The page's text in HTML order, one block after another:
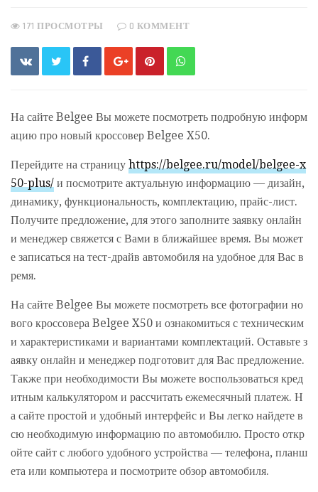
171 ПРОСМОТРЫ 0 КОММЕНТ
На сайте Belgee Вы можете посмотреть подробную информ
ацию про новый кроссовер Belgee X50.
Перейдите на страницу https://belgee.ru/model/belgee-x
50-plus/ и посмотрите актуальную информацию — дизайн,
динамику, функциональность, комплектацию, прайс-лист.
Получите предложение, для этого заполните заявку онлайн
и менеджер свяжется с Вами в ближайшее время. Вы может
е записаться на тест-драйв автомобиля на удобное для Вас в
ремя.
На сайте Belgee Вы можете посмотреть все фотографии но
вого кроссовера Belgee X50 и ознакомиться с техническим
и характеристиками и вариантами комплектаций. Оставьте з
аявку онлайн и менеджер подготовит для Вас предложение.
Также при необходимости Вы можете воспользоваться кред
итным калькулятором и рассчитать ежемесячный платеж. Н
а сайте простой и удобный интерфейс и Вы легко найдете в
сю необходимую информацию по автомобилю. Просто откр
ойте сайт с любого удобного устройства — телефона, планш
ета или компьютера и посмотрите обзор автомобиля.